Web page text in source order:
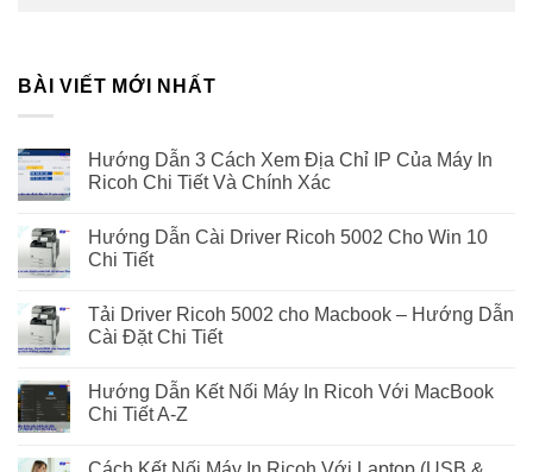
BÀI VIẾT MỚI NHẤT
Hướng Dẫn 3 Cách Xem Địa Chỉ IP Của Máy In
Ricoh Chi Tiết Và Chính Xác
Hướng Dẫn Cài Driver Ricoh 5002 Cho Win 10
Chi Tiết
Tải Driver Ricoh 5002 cho Macbook – Hướng Dẫn
Cài Đặt Chi Tiết
Hướng Dẫn Kết Nối Máy In Ricoh Với MacBook
Chi Tiết A-Z